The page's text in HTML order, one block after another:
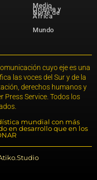
Medio
Oriente y
Norte de
África
Mundo
cuyo eje es una
las voces del Sur y de la
derechos humanos y
Service. Todos los
mundial con más
en desarrollo que en los